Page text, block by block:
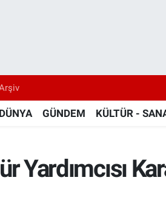
DÜNYA GÜNDEM KÜLTÜR -